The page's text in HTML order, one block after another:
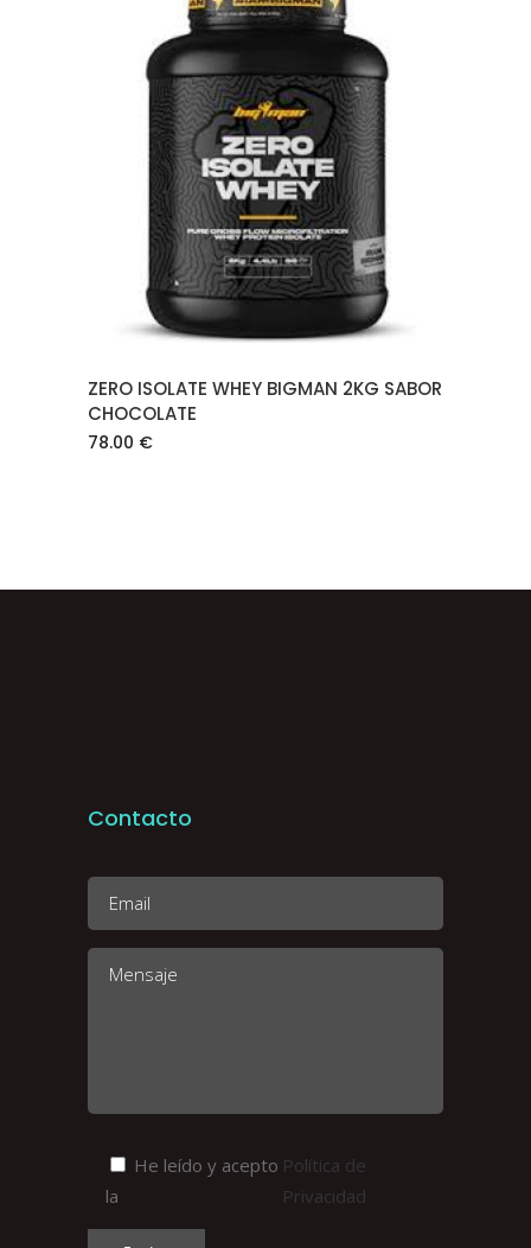
AÑADIR AL CARRITO
ZERO ISOLATE WHEY BIGMAN 2KG SABOR
CHOCOLATE
78.00 €
Contacto
He leído y acepto
la
Política de
Privacidad